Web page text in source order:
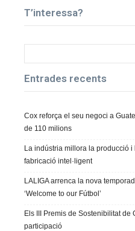
T’interessa?
Entrades recents
Cox reforça el seu negoci a
de 110 milions
La indústria millora la producció
fabricació intel·ligent
LALIGA arrenca la nova
‘Welcome to our Fútbol’
Els III Premis de Sostenibilitat
participació